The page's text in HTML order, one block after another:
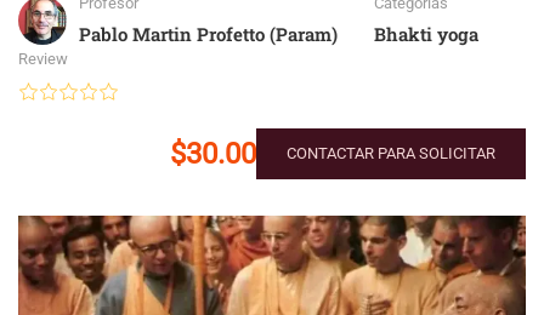
Pablo Martin Profetto (Param) Bhakti yoga
Review
$30.00 CONTACTAR PARA SOLICITAR